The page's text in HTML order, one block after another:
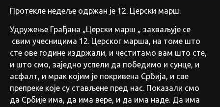
Протекле недеље одржан је 12. Церски марш.
Удружење Грађана „Церски марш „ захваљује се
свим учесницима 12. Церског марша, на томе што
сте ове године издржали, и честитамо вам што сте,
и што смо, заједно успели да победимо и сунце, и
асфалт, и мрак којим је покривена Србија, и све
препреке које су стављене пред нас. Показали смо
да Србије има, да има вере, и да има наде. Да има